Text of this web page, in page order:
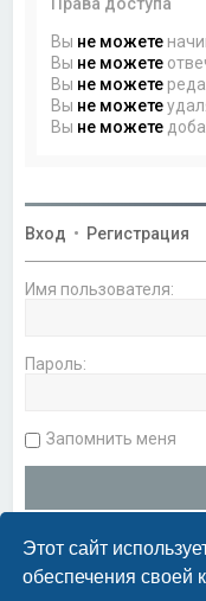
Этот сайт
обеспечения своей
Права доступа
Вы не можете
Вы не можете
Вы не можете
Вы не можете
Вы не можете
Вход • Регистрация
Имя пользователя:
Пароль:
Запомнить меня